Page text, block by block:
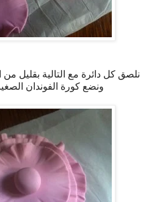
نلصق كل دائرة مع التالية بقليل
ونضع كورة الفوندان